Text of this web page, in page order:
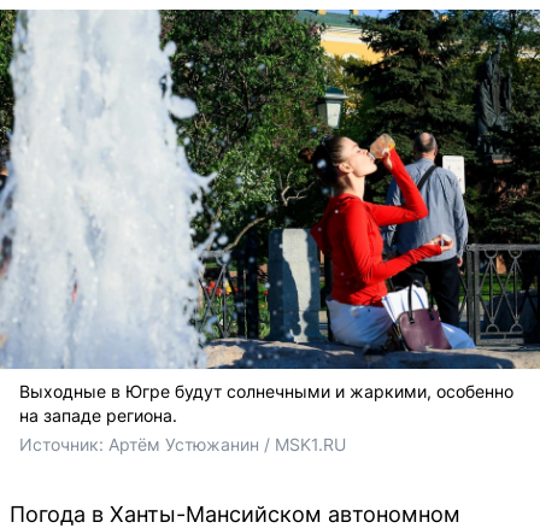
Выходные в Югре будут солнечными и жаркими, особенно
на западе региона.
Источник: Артём Устюжанин / MSK1.RU
Погода в Ханты-Мансийском автономном